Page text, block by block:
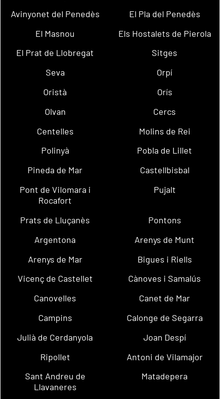
Avinyonet del Penedès
El Pla del Penedès
El Masnou
Els Hostalets de Pierola
El Prat de Llobregat
Sitges
Seva
Orpí
Oristà
Orís
Olvan
Cercs
Centelles
Molins de Rei
Polinyà
Pobla de Lillet
Pineda de Mar
Castellbisbal
Pont de Vilomara i
Rocafort
Pujalt
Prats de Lluçanès
Pontons
Argentona
Arenys de Munt
Arenys de Mar
Bigues i Riells
Vicenç de Castellet
Cànoves i Samalús
Canovelles
Canet de Mar
Campins
Calonge de Segarra
Julià de Cerdanyola
Joan Despí
Ripollet
Antoni de Vilamajor
Sant Andreu de
Llavaneres
Matadepera